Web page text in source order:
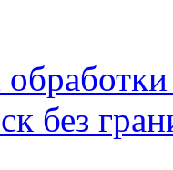
без